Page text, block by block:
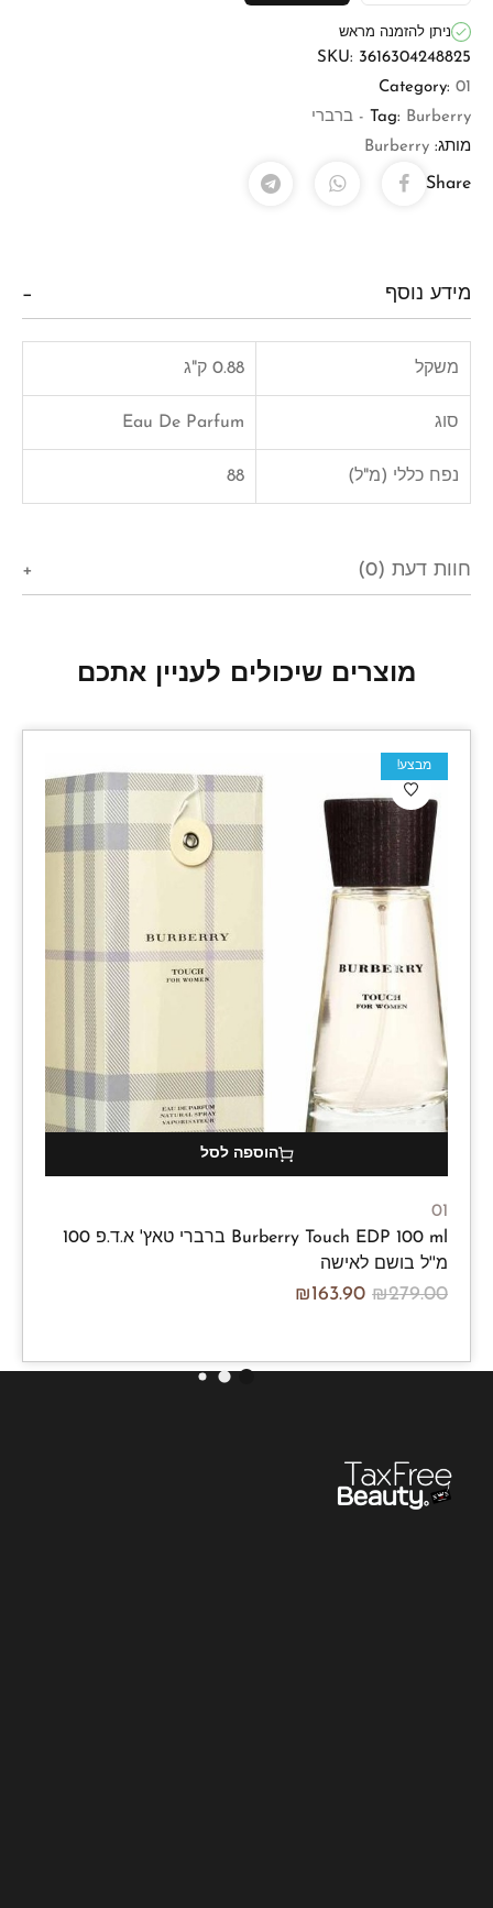
ניתן להזמנה מראש
SKU: 3616304248825
Category: 01
Tag: Burberry - ברברי
מותג: Burberry
Share
מידע נוסף
משקל 0.88 ק"ג
סוג Eau De Parfum
נפח כללי (מ"ל) 88
חוות דעת (0)
מוצרים שיכולים לעניין אתכם
מבצע!
הוספה לסל
01
Burberry Touch EDP 100 ml ברברי טאץ' א.ד.פ 100
מ''ל בושם לאישה
₪279.00
₪163.90